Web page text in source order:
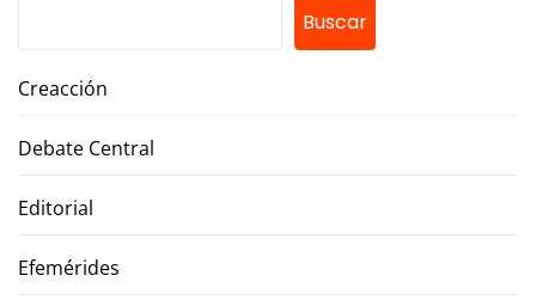
Buscar
Creacción
Debate Central
Editorial
Efemérides